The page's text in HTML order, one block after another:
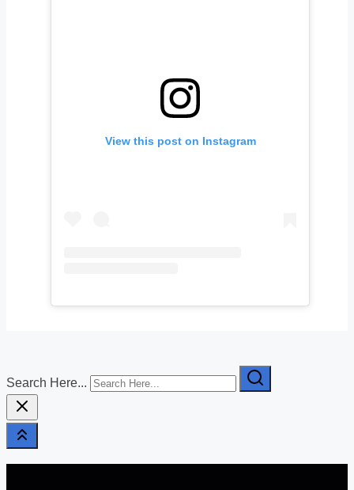
View this post on Instagram
Search Here...